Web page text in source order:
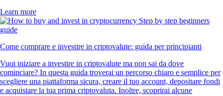
Learn more
Come comprare e investire in criptovalute: guida per principianti
Vuoi iniziare a investire in criptovalute ma non sai da dove
cominciare? In questa guida troverai un percorso chiaro e semplice per
scegliere una piattaforma sicura, creare il tuo account, depositare fondi
e acquistare la tua prima criptovaluta. Inoltre, scoprirai alcune